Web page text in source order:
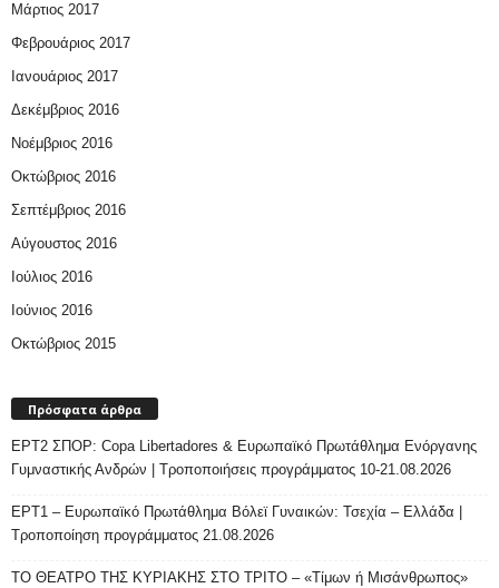
Μάρτιος 2017
Φεβρουάριος 2017
Ιανουάριος 2017
Δεκέμβριος 2016
Νοέμβριος 2016
Οκτώβριος 2016
Σεπτέμβριος 2016
Αύγουστος 2016
Ιούλιος 2016
Ιούνιος 2016
Οκτώβριος 2015
Πρόσφατα άρθρα
ΕΡΤ2 ΣΠΟΡ: Copa Libertadores & Ευρωπαϊκό Πρωτάθλημα Ενόργανης
Γυμναστικής Ανδρών | Τροποποιήσεις προγράμματος 10-21.08.2026
ΕΡΤ1 – Ευρωπαϊκό Πρωτάθλημα Βόλεϊ Γυναικών: Τσεχία – Ελλάδα |
Τροποποίηση προγράμματος 21.08.2026
ΤΟ ΘΕΑΤΡΟ ΤΗΣ ΚΥΡΙΑΚΗΣ ΣΤΟ ΤΡΙΤΟ – «Τίμων ή Μισάνθρωπος»